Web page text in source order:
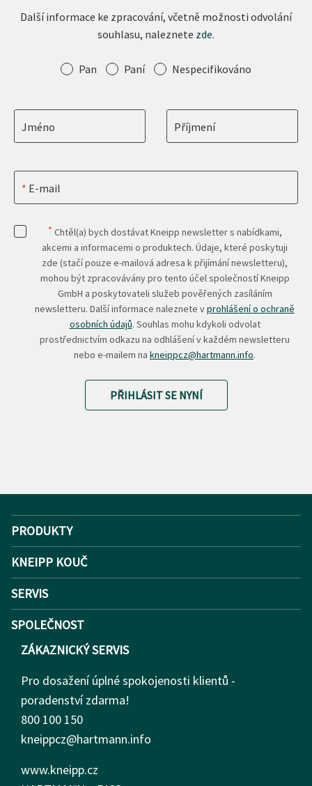
Další informace ke zpracování, včetně možnosti odvolání
souhlasu, naleznete zde.
Oslovení Pan Paní Nespecifikováno
Jméno Příjmení
E-mail
* Chtěl(a) bych dostávat Kneipp newsletter s nabídkami,
akcemi a informacemi o produktech. Údaje, které poskytuji
zde (stačí pouze e-mailová adresa k přijímání newsletteru),
mohou být zpracovávány pro tento účel společností Kneipp
GmbH a poskytovateli služeb pověřených zasíláním
newsletteru. Další informace naleznete vprohlášení o ochraně
osobních údajů. Souhlas mohu kdykoli odvolat
prostřednictvím odkazu na odhlášení v každém newsletteru
nebo e-mailem na kneippcz@hartmann.info.
PŘIHLÁSIT SE NYNÍ
PRODUKTY
KNEIPP KOUČ
SERVIS
SPOLEČNOST
ZÁKAZNICKÝ SERVIS
Pro dosažení úplné spokojenosti klientů -
poradenství zdarma!
800 100 150
kneippcz@hartmann.info
www.kneipp.cz